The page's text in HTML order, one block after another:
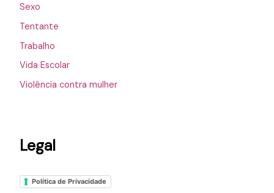
Sexo
Tentante
Trabalho
Vida Escolar
Violência contra mulher
Legal
Política de Privacidade